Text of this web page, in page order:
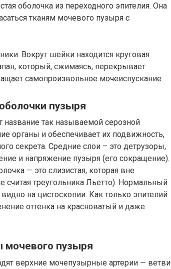
оболочка из переходного эпителия. Она
тканям мочевого пузыря с
Вокруг шейки находится круговая
который, сжимаясь, перекрывает
самопроизвольное мочеиспускание.
пузыря
название так называемой серозной
органы и обеспечивает их подвижность,
секрета. Средние слои – это детрузоры,
и напряжение пузыря (его сокращение).
— это слизистая, которая вне
считая треугольника Льетто). Нормальный
на цистоскопии. Как только эпителий
оттенка на красноватый и даже
пузыря
верхние мочепузырные артерии — ветви